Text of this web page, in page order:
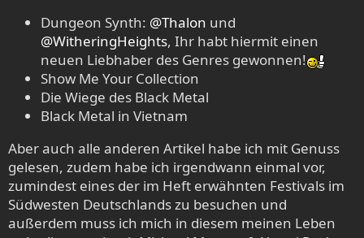
Dungeon Synth: @Thalon und
@WitheringHeights, Ihr habt hiermit einen
neuen Liebhaber des Genres gewonnen!
Show Me Your Collection
Die Wiege des Black Metal
Black Metal in Vietnam
Aber auch alle anderen Artikel habe ich mit Genuss
gelesen, zudem habe ich irgendwann einmal vor,
zumindest eines der im Heft erwähnten Festivals im
Südwesten Deutschlands zu besuchen und
außerdem muss ich mich in diesem meinen Leben